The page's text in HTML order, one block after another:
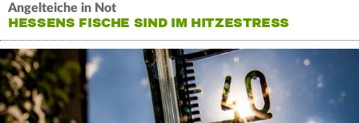
Angelteiche in Not
HESSENS FISCHE SIND IM HITZESTRESS